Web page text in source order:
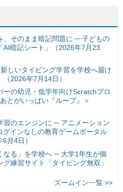
、そのまま暗記問題に ─ 子どもの
AI暗記シート」（2026年7月23
しいタイピング学習を学校へ届け
2026年7月14日）
の幼児・低学年向けScratchプロ
がいっぱい『ループ』＞
習のエンジンに ─ アニメーション
グインなしの教育ゲームポータル
月4日）
なる」を学校へ ─ 大学1年生が個
練習サイト「タイピング無双」
ズームイン一覧 >>